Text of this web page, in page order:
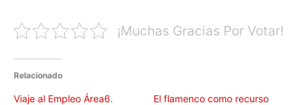
¡Muchas Gracias Por Votar!
Relacionado
Viaje al Empleo Área6.
El flamenco como recurso